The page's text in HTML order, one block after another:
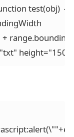
test(obj)  {
: " +